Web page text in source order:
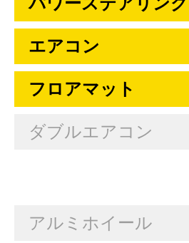
エアコン
フロアマット
ダブルエアコン
アルミホイール